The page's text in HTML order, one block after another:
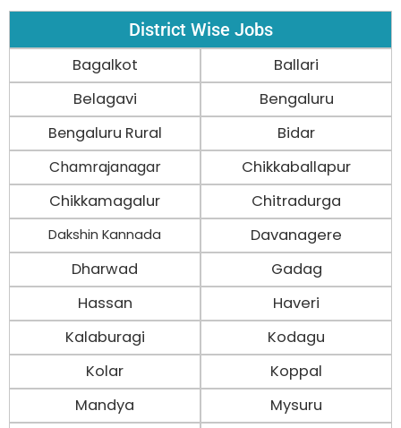
District Wise Jobs
Bagalkot
Ballari
Belagavi
Bengaluru
Bengaluru Rural
Bidar
Chamrajanagar
Chikkaballapur
Chikkamagalur
Chitradurga
Dakshin Kannada
Davanagere
Dharwad
Gadag
Hassan
Haveri
Kalaburagi
Kodagu
Kolar
Koppal
Mandya
Mysuru